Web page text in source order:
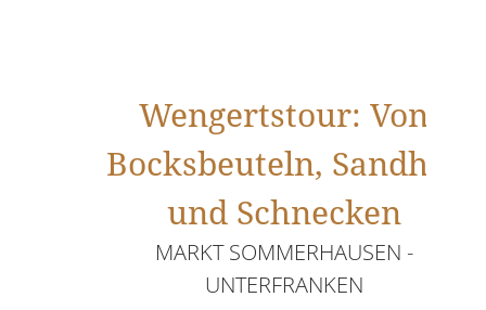
Wengertstour: Von
Bocksbeuteln, Sandhas
und Schnecken
MARKT SOMMERHAUSEN -
UNTERFRANKEN